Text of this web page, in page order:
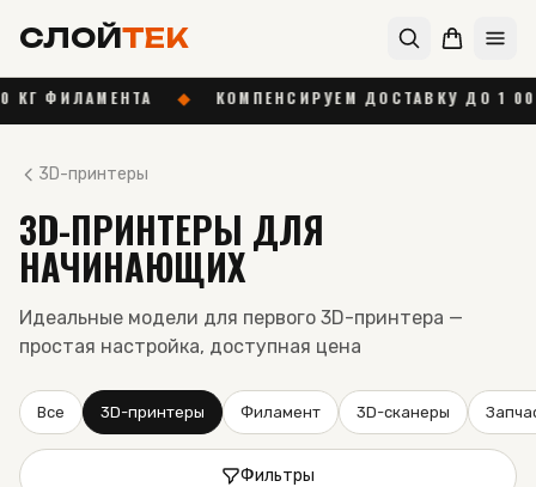
СЛОЙТЕК
◆ КОМПЕНСИРУЕМ ДОСТАВКУ ДО 1 000 ₽
3D-принтеры
3D-ПРИНТЕРЫ ДЛЯ
НАЧИНАЮЩИХ
Идеальные модели для первого 3D-принтера —
простая настройка, доступная цена
Все 3D-принтеры Филамент 3D-сканеры
Фильтры